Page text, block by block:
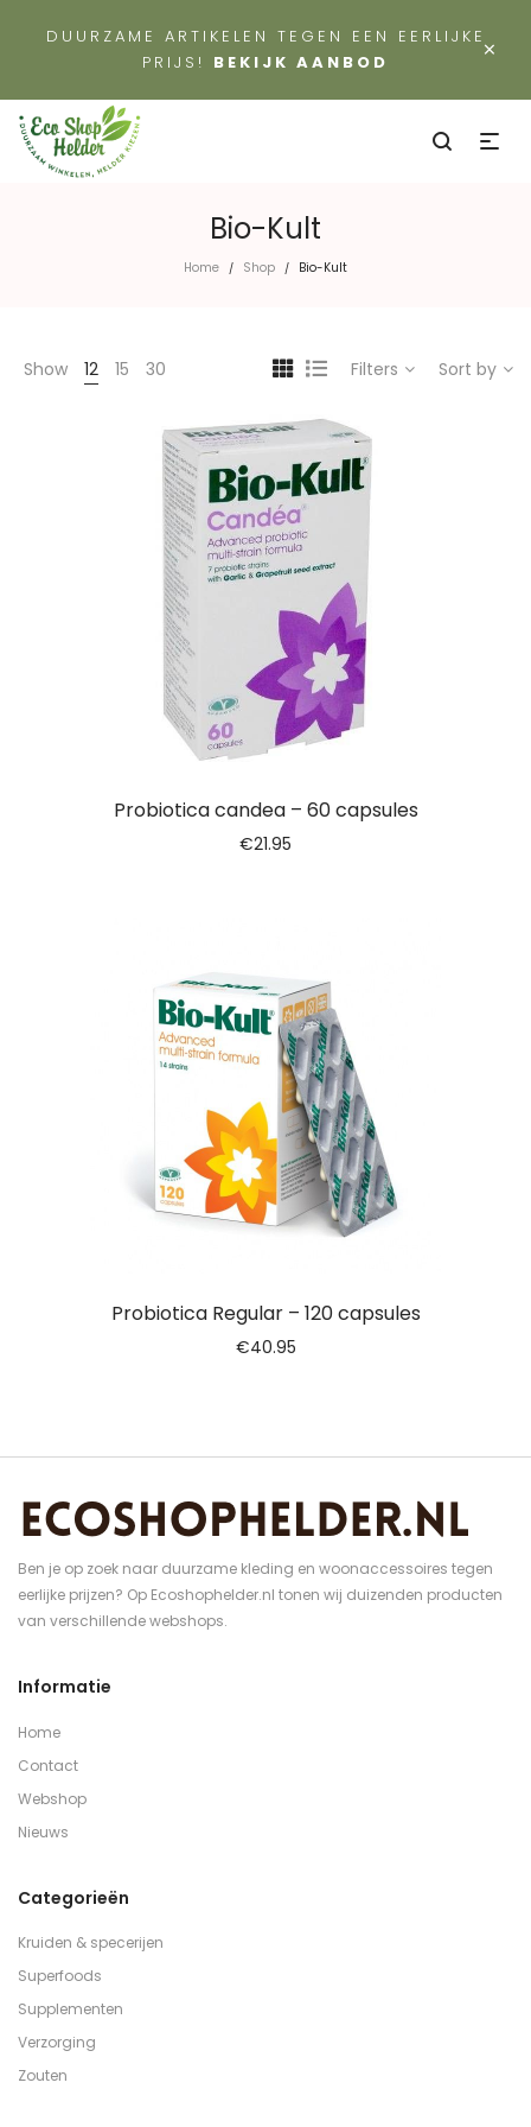
×
DUURZAME ARTIKELEN TEGEN EEN EERLIJKE
PRIJS! BEKIJK AANBOD
Bio-Kult
Home / Shop / Bio-Kult
Show 12 15 30 Filters Sort by
Probiotica candea – 60 capsules
€21.95
Probiotica Regular – 120 capsules
€40.95
Ben je op zoek naar duurzame kleding en woonaccessoires tegen
eerlijke prijzen? Op Ecoshophelder.nl tonen wij duizenden producten
van verschillende webshops.
Informatie
Home
Contact
Webshop
Nieuws
Categorieën
Kruiden & specerijen
Superfoods
Supplementen
Verzorging
Zouten